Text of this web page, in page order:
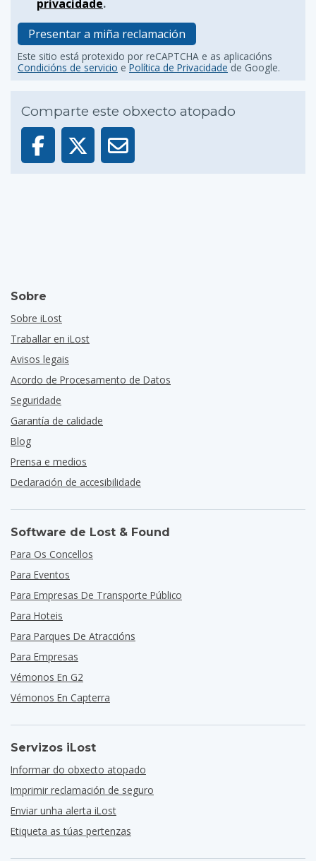
privacidade.
Presentar a miña reclamación
Este sitio está protexido por reCAPTCHA e as aplicacións
Condicións de servicio ePolítica de Privacidadede Google.
Comparte este obxecto atopado
Sobre
Sobre iLost
Traballar en iLost
Avisos legais
Acordo de Procesamento de Datos
Seguridade
Garantía de calidade
Blog
Prensa e medios
Declaración de accesibilidade
Software de Lost & Found
Para Os Concellos
Para Eventos
Para Empresas De Transporte Público
Para Hoteis
Para Parques De Atraccións
Para Empresas
Vémonos En G2
Vémonos En Capterra
Servizos iLost
Informar do obxecto atopado
Imprimir reclamación de seguro
Enviar unha alerta iLost
Etiqueta as túas pertenzas